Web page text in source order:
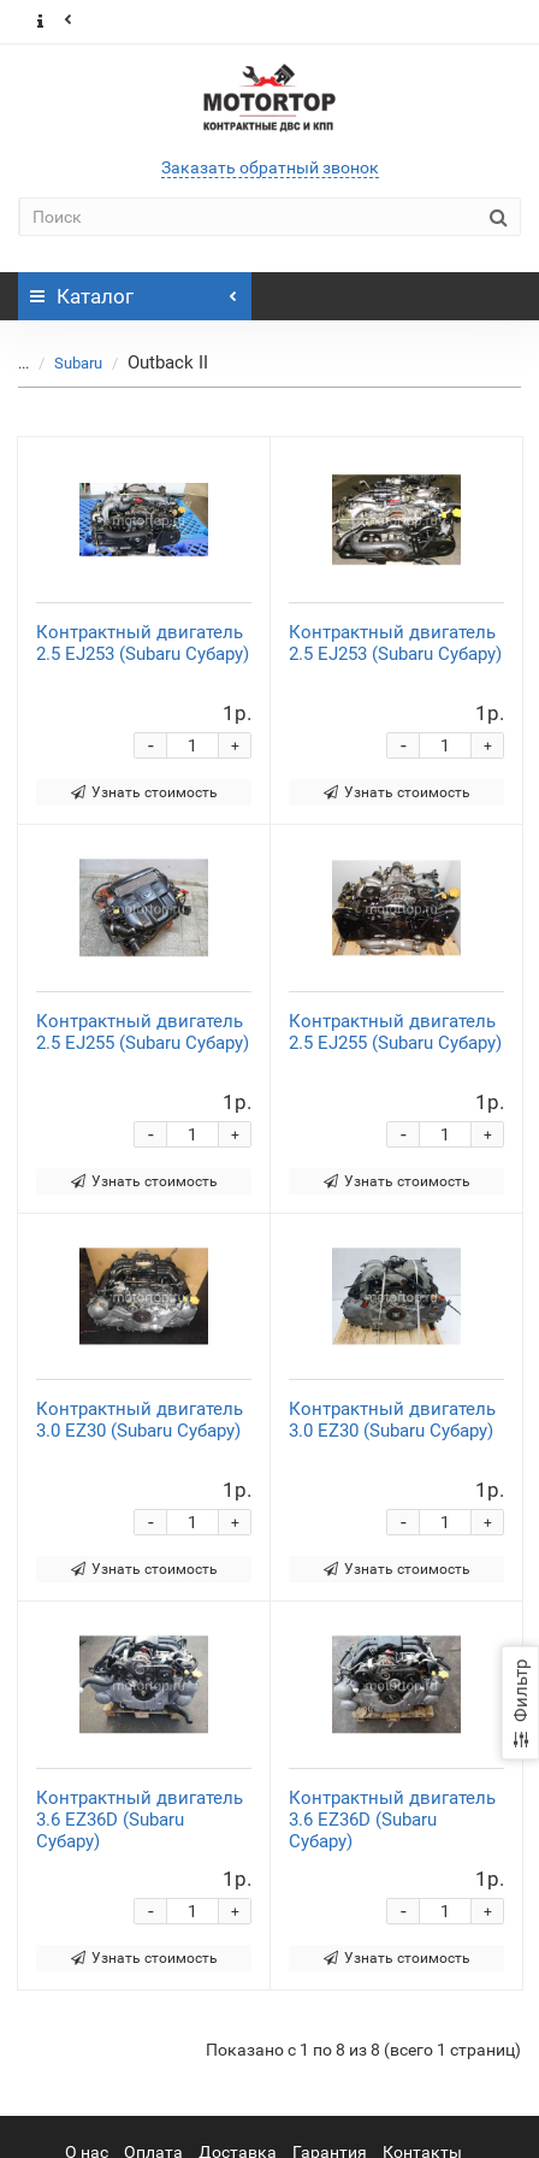
Заказать обратный звонок
Каталог
... Subaru Outback II
Фильтр
Контрактный двигатель
2.5 EJ253 (Subaru Субару)
1р.
+
-
Узнать стоимость
Контрактный двигатель
2.5 EJ253 (Subaru Субару)
1р.
+
-
Узнать стоимость
Контрактный двигатель
2.5 EJ255 (Subaru Субару)
1р.
+
-
Узнать стоимость
Контрактный двигатель
2.5 EJ255 (Subaru Субару)
1р.
+
-
Узнать стоимость
Контрактный двигатель
3.0 EZ30 (Subaru Субару)
1р.
+
-
Узнать стоимость
Контрактный двигатель
3.0 EZ30 (Subaru Субару)
1р.
+
-
Узнать стоимость
Контрактный двигатель
3.6 EZ36D (Subaru
Субару)
1р.
+
-
Узнать стоимость
Контрактный двигатель
3.6 EZ36D (Subaru
Субару)
1р.
+
-
Узнать стоимость
Показано с 1 по 8 из 8 (всего 1 страниц)
О нас Оплата Доставка Гарантия Контакты